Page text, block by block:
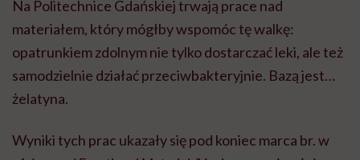
Na Politechnice Gdańskiej trwają prace nad
materiałem, który mógłby wspomóc tę walkę:
opatrunkiem zdolnym nie tylko dostarczać leki, ale też
samodzielnie działać przeciwbakteryjnie. Bazą jest…
żelatyna.
Wyniki tych prac ukazały się pod koniec marca br. w